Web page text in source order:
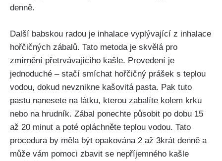
⁢denně.
Další babskou radou je inhalace vyplývající z inhalace
hořčičných zábalů. Tato metoda je skvělá pro​
zmírnění přetrvávajícího kašle. Provedení je
jednoduché – stačí smíchat hořčičný prášek s teplou
vodou, dokud nevznikne kašovitá ‍pasta. Pak ​tuto
pastu nanesete na​ látku, kterou zabalíte⁤ kolem krku⁢
nebo na hrudník. ‌Zábal‌ ponechte působit po dobu 15
až 20 minut a poté opláchněte teplou vodou. Tato
procedura by měla být opakována 2 až 3krát denně​ a
může vám pomoci zbavit se nepříjemného kašle